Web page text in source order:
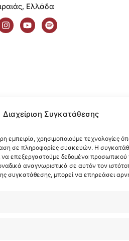
Διαχείριση Συγκατάθεσης
εμπειρία, χρησιμοποιούμε τεχνολογίες
σε πληροφορίες συσκευών. Η
να επεξεργαστούμε δεδομένα
αναγνωριστικά σε αυτόν τον
συγκατάθεσης, μπορεί να επηρεάσει
Ελλάδα
I
n
s
Y
o
u
S
p
o